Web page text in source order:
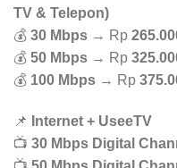
TV & Telepon)
💰 30 Mbps → Rp
💰 50 Mbps → Rp
💰 100 Mbps → Rp
📌
Internet + UseeTV
📺 30 Mbps Digital